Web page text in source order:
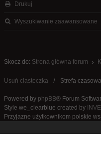
Drukuj
Wyszukiwanie zaawansowane
Skocz do: Strona główna forum
Usuń ciasteczka Strefa
Powered by phpBB® Forum
Style we_clearblue created by
Przyjazne użytkownikom polskie